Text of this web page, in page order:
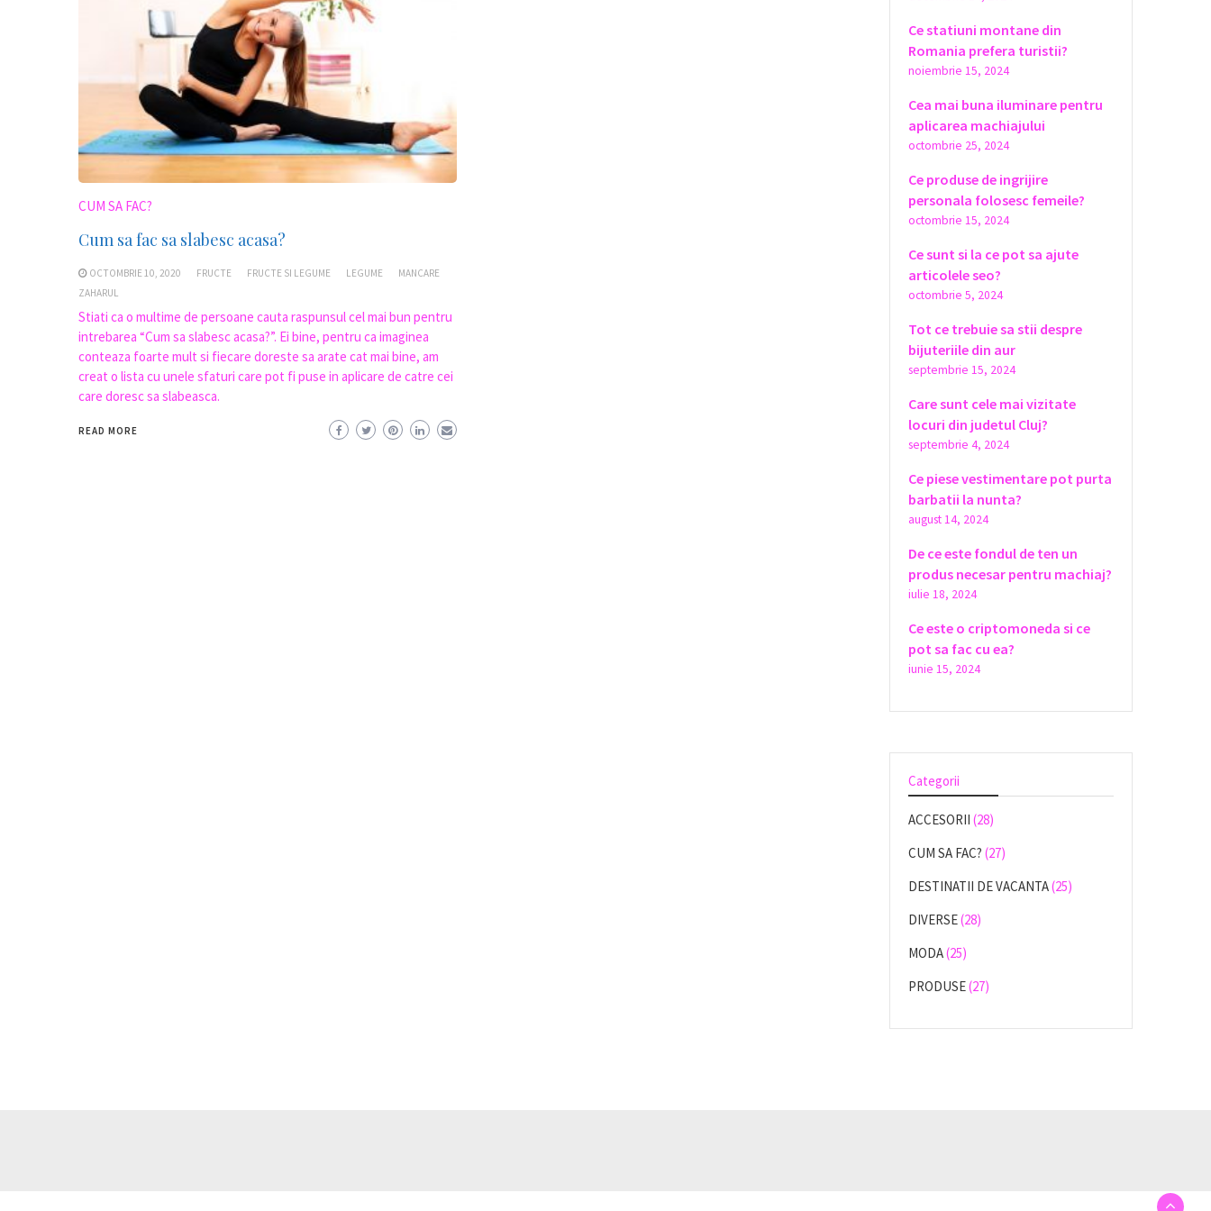
CUM SA FAC?
Cum sa fac sa slabesc acasa?
OCTOMBRIE 10, 2020 FRUCTE FRUCTE SI LEGUME LEGUME
MANCARE
ZAHARUL
Stiati ca o multime de persoane cauta raspunsul cel mai bun pentru
intrebarea “Cum sa slabesc acasa?”. Ei bine, pentru ca imaginea
conteaza foarte mult si fiecare doreste sa arate cat mai bine, am
creat o lista cu unele sfaturi care pot fi puse in aplicare de catre cei
care doresc sa slabeasca.
READ MORE
Ce statiuni montane din
Romania prefera turistii?
noiembrie 15, 2024
Cea mai buna iluminare pentru
aplicarea machiajului
octombrie 25, 2024
Ce produse de ingrijire
personala folosesc femeile?
octombrie 15, 2024
Ce sunt si la ce pot sa ajute
articolele seo?
octombrie 5, 2024
Tot ce trebuie sa stii despre
bijuteriile din aur
septembrie 15, 2024
Care sunt cele mai vizitate
locuri din judetul Cluj?
septembrie 4, 2024
Ce piese vestimentare pot purta
barbatii la nunta?
august 14, 2024
De ce este fondul de ten un
produs necesar pentru machiaj?
iulie 18, 2024
Ce este o criptomoneda si ce
pot sa fac cu ea?
iunie 15, 2024
Categorii
ACCESORII (28)
CUM SA FAC? (27)
DESTINATII DE VACANTA(25)
DIVERSE(28)
MODA(25)
PRODUSE(27)